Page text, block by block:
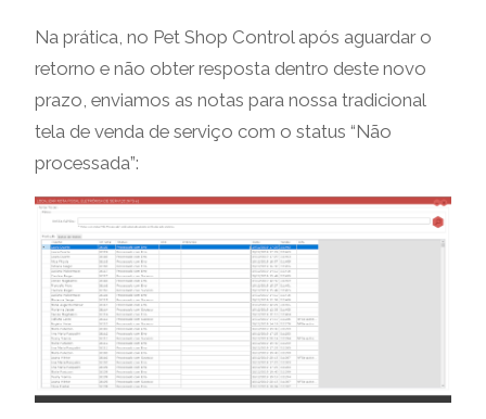
Na prática, no Pet Shop Control após aguardar o
retorno e não obter resposta dentro deste novo
prazo, enviamos as notas para nossa tradicional
tela de venda de serviço com o status “Não
processada”: